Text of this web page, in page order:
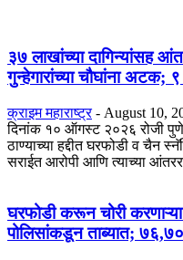
३७ लाखांच्या दागिन्यांसह
गुन्हेगारांच्या चौघांना अटक;
क्राइम महाराष्ट्र - August 10,
दिनांक १० ऑगस्ट २०२६ रोजी पुणे
ठाण्याच्या हद्दीत घरफोडी व चैन
सराईत आरोपी आणि त्याच्या
घरफोडी करून चोरी करणाऱ्या
पोलिसांकडून ताब्यात;